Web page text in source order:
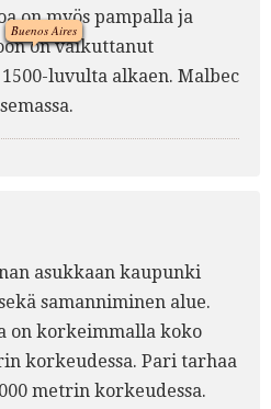
Buenos Aires
on myös pampalla ja
on vaikuttanut
luvulta alkaen. Malbec
asukkaan kaupunki
samanniminen alue.
on korkeimmalla koko
korkeudessa. Pari tarhaa
metrin korkeudessa.